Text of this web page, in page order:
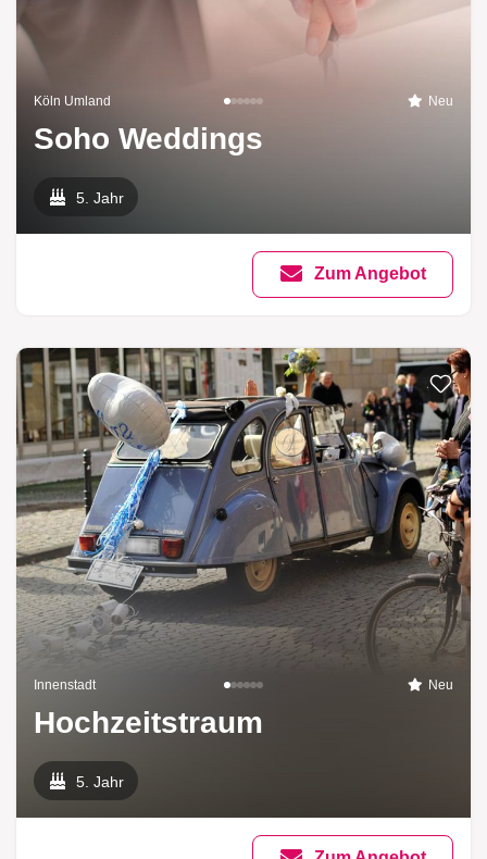
Köln Umland Neu
Soho Weddings
5. Jahr
Zum Angebot
Zur
Innenstadt Neu
Hochzeitstraum
5. Jahr